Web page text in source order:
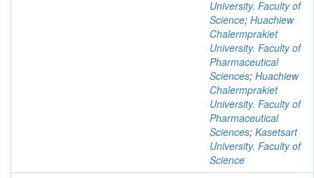
University. Faculty of
Science; Huachiew
Chalermprakiet
University. Faculty of
Pharmaceutical
Sciences; Huachiew
Chalermprakiet
University. Faculty of
Pharmaceutical
Sciences; Kasetsart
University. Faculty of
Science